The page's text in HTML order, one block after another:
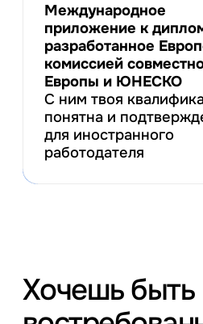
Международное
приложение к
разработанное
комиссией
Европы и ЮНЕСКО
С ним твоя
понятна и
для иностранного
работодателя
Хочешь быть